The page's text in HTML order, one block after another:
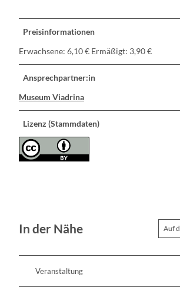
Preisinformationen
Erwachsene: 6,10 € Ermäßigt: 3,90 €
Ansprechpartner:in
Museum Viadrina
Lizenz (Stammdaten)
In der Nähe Auf
Veranstaltung